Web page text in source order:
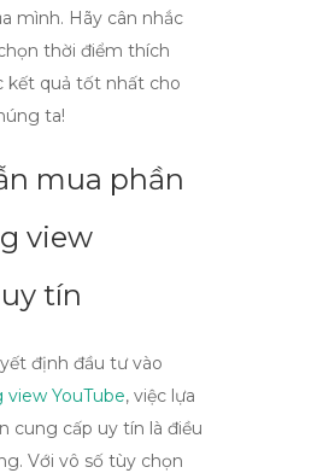
mình. Hãy cân nhắc
thời điểm thích
kết quả tốt nhất cho
ta!
mua phần
view
tín
định đầu tư vào
YouTube, việc lựa
cung cấp uy tín là điều
Với vô số tùy chọn